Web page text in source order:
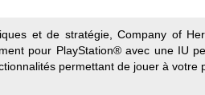
et de stratégie, Company of
pour PlayStation® avec une IU
permettant de jouer à votre